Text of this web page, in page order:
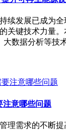
续发展已成为
关键技术力量
大数据分析等
注意哪些问题
理需求的不断